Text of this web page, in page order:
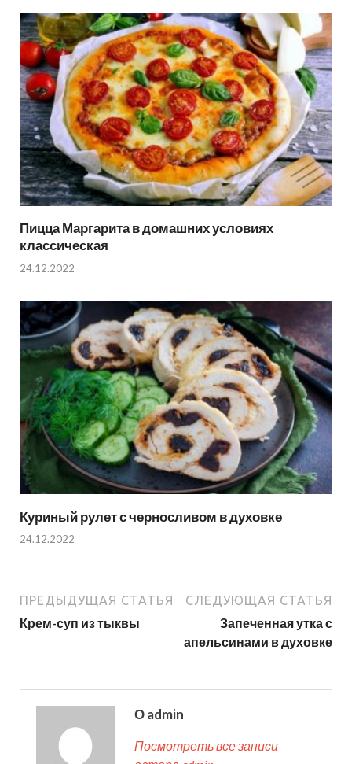
Пицца Маргарита в домашних условиях
классическая
24.12.2022
Куриный рулет с черносливом в духовке
24.12.2022
ПРЕДЫДУЩАЯ СТАТЬЯ
Крем-суп из тыквы
СЛЕДУЮЩАЯ СТАТЬЯ
Запеченная утка с
апельсинами в духовке
О admin
Посмотреть все записи